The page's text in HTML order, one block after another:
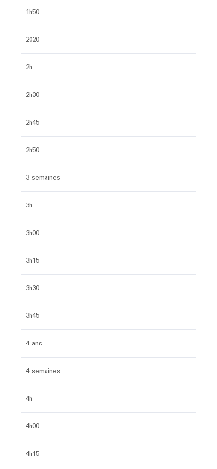
1h50
2020
2h
2h30
2h45
2h50
3 semaines
3h
3h00
3h15
3h30
3h45
4 ans
4 semaines
4h
4h00
4h15